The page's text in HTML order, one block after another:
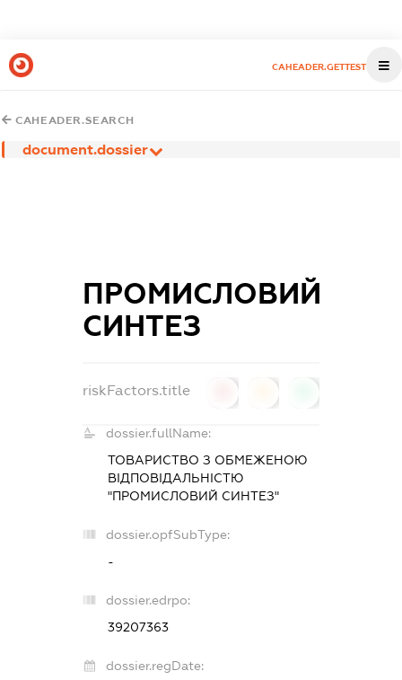
CAHEADER.GETTEST
CAHEADER.SEARCH
document.dossier
ПРОМИСЛОВИЙ
СИНТЕЗ
riskFactors.title
dossier.fullName:
ТОВАРИСТВО З ОБМЕЖЕНОЮ
ВІДПОВІДАЛЬНІСТЮ
"ПРОМИСЛОВИЙ СИНТЕЗ"
dossier.opfSubType:
-
dossier.edrpo:
39207363
dossier.regDate: